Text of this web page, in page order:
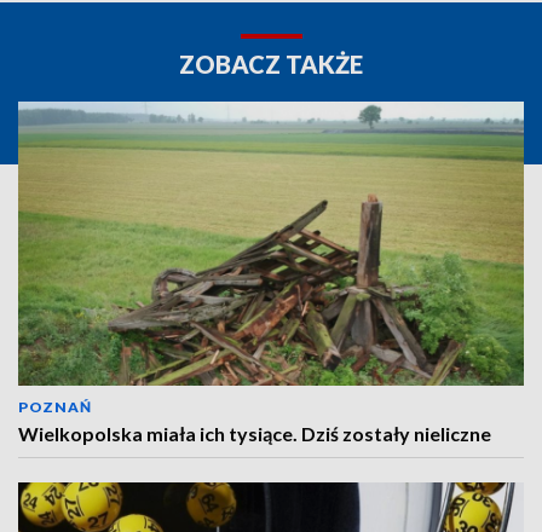
ZOBACZ TAKŻE
POZNAŃ
Wielkopolska miała ich tysiące. Dziś zostały nieliczne